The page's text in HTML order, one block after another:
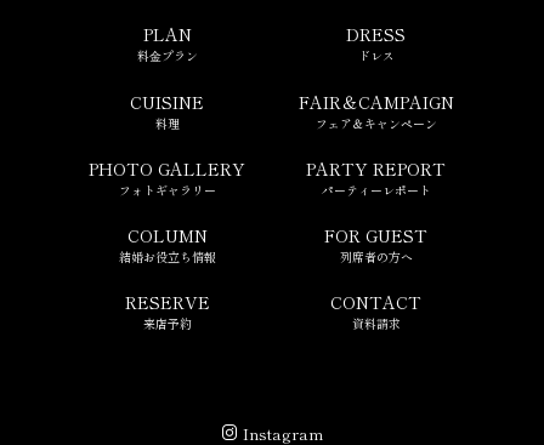
PLAN
料⾦プラン
DRESS
ドレス
CUISINE
料理
FAIR＆CAMPAIGN
フェア＆キャンペーン
PHOTO GALLERY
フォトギャラリー
PARTY REPORT
パーティーレポート
COLUMN
結婚お役立ち情報
FOR GUEST
列席者の方へ
RESERVE
来店予約
CONTACT
資料請求
Instagram